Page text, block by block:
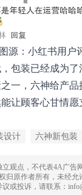
图源：小红书用户
包装已经成为了
一，六神给产品
让顾客心甘情愿
设计 六神新包装
立观点，不代表4A广告
归原作者所有，未经允
或投诉，请联系：